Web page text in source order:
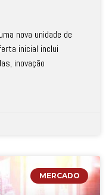
nova unidade de
inicial inclui
inovação
MERCADO